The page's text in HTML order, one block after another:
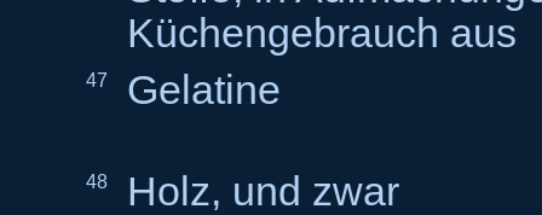
Küchengebrauch aus
47 Gelatine
48 Holz, und zwar